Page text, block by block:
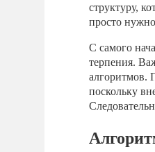
структуру,
просто
С самого
терпения.
алгоритмов.
поскольку